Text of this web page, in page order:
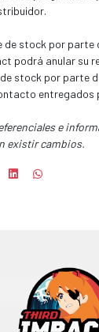
de stock por parte
podrá anular su
stock por parte
entregados
e
existir cambios.